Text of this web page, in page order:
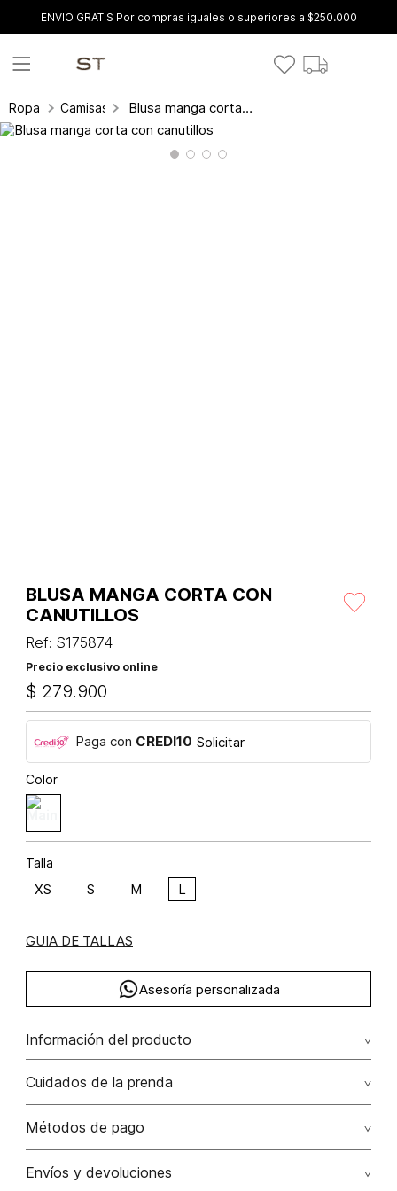
ENVÍO GRATIS Por compras iguales o superiores a $250.000
Ropa Camisas y blusas Blusa manga corta con canutillos
BLUSA MANGA CORTA CON
CANUTILLOS
Ref: S175874
Precio exclusivo online
$ 279.900
Paga con CREDI10 Solicitar
Color
Talla
XS S M L
GUIA DE TALLAS
Asesoría personalizada
Información del producto
F46-verano en canarias np algodón 90% poliéster 10%
90.00% algodón/cotton10.00% poliéster/polyester
Cuidados de la prenda
Lavado profesional en seco. evite el roce de la prenda
No lavar
Métodos de pago
Tarjetas de crédito: Visa, Dinners, Master Card y American
Envíos y devoluciones